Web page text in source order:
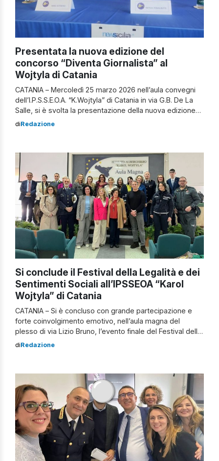
Presentata la nuova edizione del
concorso “Diventa Giornalista” al
Wojtyla di Catania
CATANIA – Mercoledì 25 marzo 2026 nell’aula convegni
dell’I.P.S.S.E.O.A. “K.Wojtyla” di Catania in via G.B. De La
Salle, si è svolta la presentazione della nuova edizione
del concorso “Diventa Giornalista” promosso da
province siciliane. Nasce nel 2014 proponendosi come
strumento […]
diRedazione
Si conclude il Festival della Legalità e dei
Sentimenti Sociali all’IPSSEOA “Karol
Wojtyla” di Catania
CATANIA – Si è concluso con grande partecipazione e
forte coinvolgimento emotivo, nell’aula magna del
plesso di via Lizio Bruno, l’evento finale del Festival della
Legalità e dei Sentimenti Sociali dell’IPSSEOA “Karol
plessi dell’istituto, offrendo agli studenti occasioni
concrete […]
diRedazione